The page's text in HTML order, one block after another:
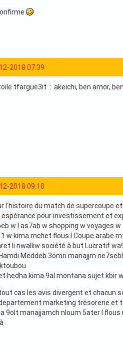
2018 07:39
tfargue3it : akeichi, ben amor,
2018 09:10
l'histoire du match de supercoupe
espérance pour investissement et
w l as7ab w shopping w voyages
w kima mchet flous l Coupe arabe
li nwalliw société à but Lucratif
Meddeb 3omri manajjm
hedha kima 9al montana sujet kbir
cas les avis divergent et chacun
marketing trésorerie et
9olt manajjamch nloum 5ater l